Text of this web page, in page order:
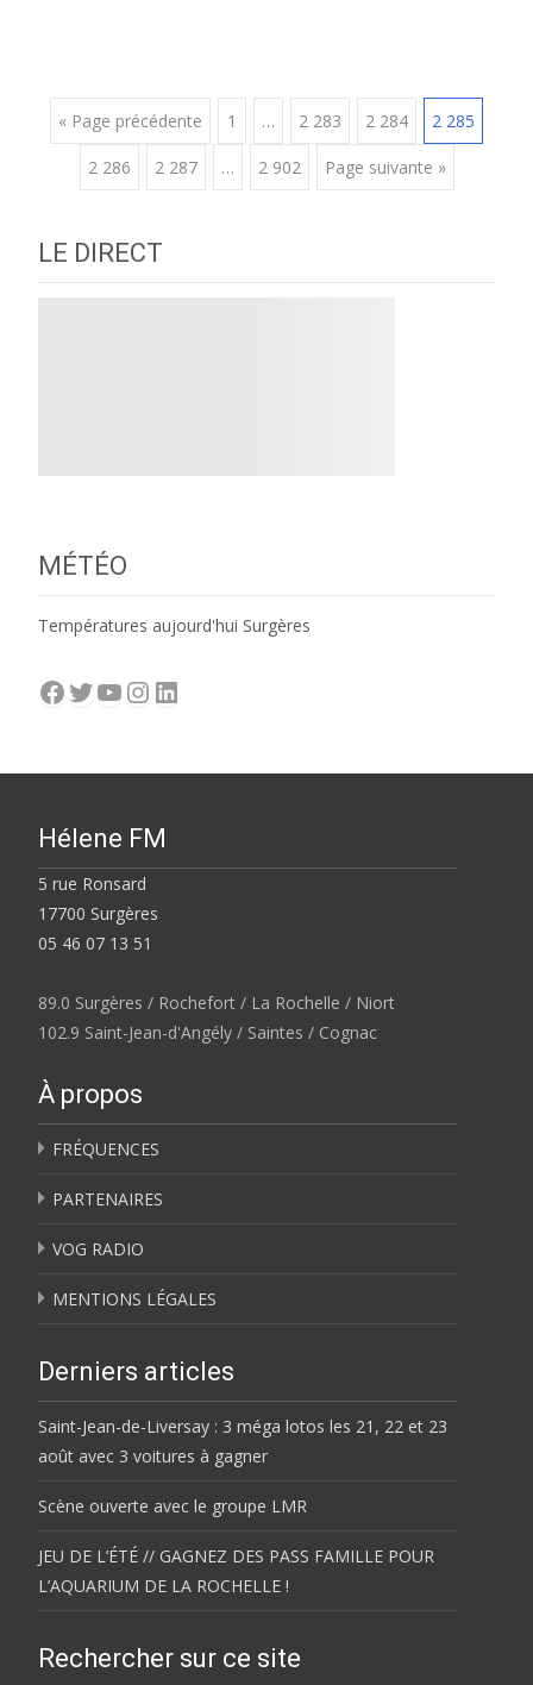
Posts
navigation
« Page précédente 1 … 2 283 2 284 2 285
2 286 2 287 … 2 902 Page suivante »
LE DIRECT
MÉTÉO
Températures aujourd'hui Surgères
Facebook
Twitter
YouTube
Instagram
LinkedIn
Hélene FM
5 rue Ronsard
17700 Surgères
05 46 07 13 51
89.0 Surgères / Rochefort / La Rochelle / Niort
102.9 Saint-Jean-d'Angély / Saintes / Cognac
À propos
FRÉQUENCES
PARTENAIRES
VOG RADIO
MENTIONS LÉGALES
Derniers articles
Saint-Jean-de-Liversay : 3 méga lotos les 21, 22 et 23
août avec 3 voitures à gagner
Scène ouverte avec le groupe LMR
JEU DE L’ÉTÉ // GAGNEZ DES PASS FAMILLE POUR
L’AQUARIUM DE LA ROCHELLE !
Rechercher sur ce site